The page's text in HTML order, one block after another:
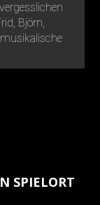
Björn,
SPIELORT